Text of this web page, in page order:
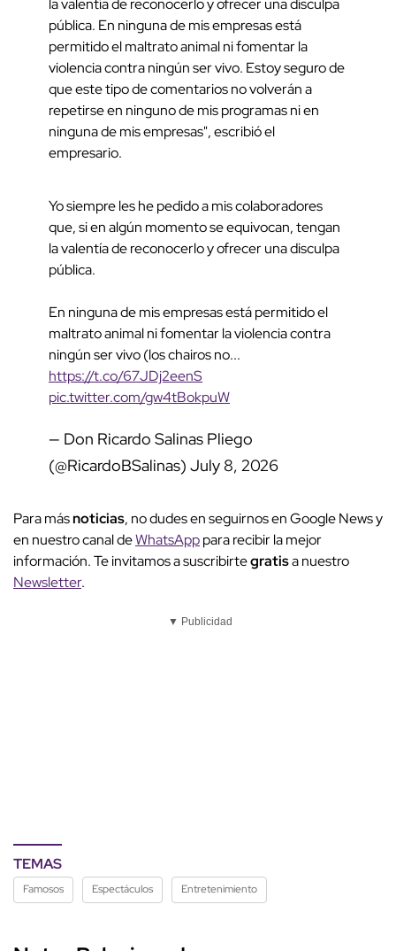
la valentía de reconocerlo y ofrecer una disculpa
pública. En ninguna de mis empresas está
permitido el maltrato animal ni fomentar la
violencia contra ningún ser vivo. Estoy seguro de
que este tipo de comentarios no volverán a
repetirse en ninguno de mis programas ni en
ninguna de mis empresas", escribió el
empresario.
Yo siempre les he pedido a mis colaboradores
que, si en algún momento se equivocan, tengan
la valentía de reconocerlo y ofrecer una disculpa
pública.
En ninguna de mis empresas está permitido el
maltrato animal ni fomentar la violencia contra
ningún ser vivo (los chairos no...
https://t.co/67JDj2eenS
pic.twitter.com/gw4tBokpuW
— Don Ricardo Salinas Pliego
(@RicardoBSalinas) July 8, 2026
Para másnoticias, no dudes en seguirnos en Google News y
en nuestro canal deWhatsApppara recibir la mejor
información. Te invitamos a suscribirtegratisa nuestro
Newsletter.
▼ Publicidad
TEMAS
Famosos Espectáculos Entretenimiento